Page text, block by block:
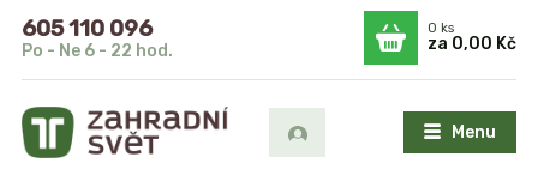
Menu
605 110 096
Po - Ne 6 - 22 hod.
0ks
za 0,00 Kč